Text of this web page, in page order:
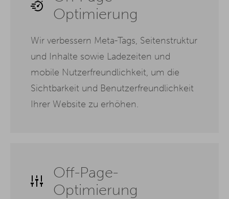
Optimierung
Wir verbessern Meta-Tags, Seitenstruktur
und Inhalte sowie Ladezeiten und
mobile Nutzerfreundlichkeit, um die
Sichtbarkeit und Benutzerfreundlichkeit
Ihrer Website zu erhöhen.
Off-Page-
Optimierung